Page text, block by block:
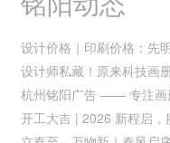
设计价格｜印刷价格：先
设计师私藏！原来科技画
开工大吉 | 2026 新程启，